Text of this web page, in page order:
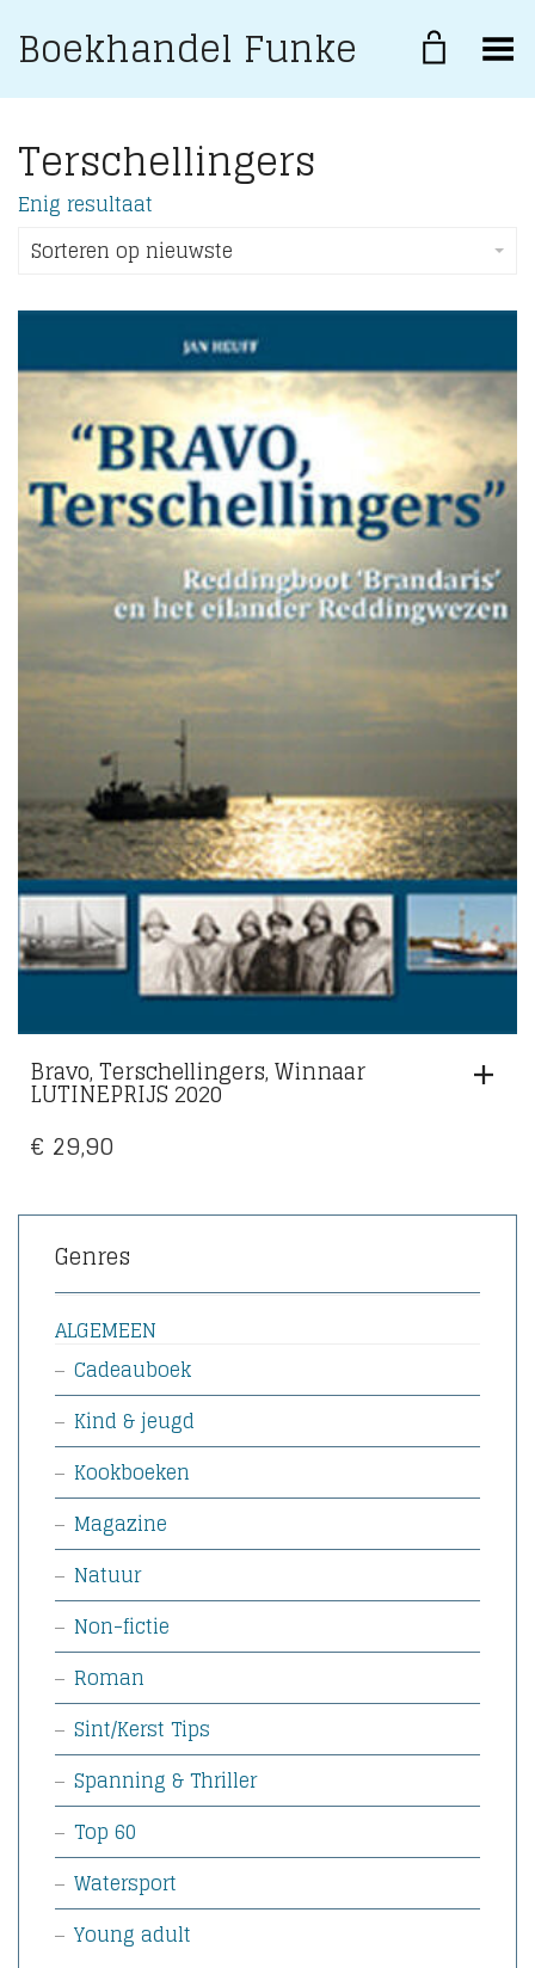
Boekhandel Funke Toggle Menu
Terschellingers
Enig resultaat
Sorteren op nieuwste
Bravo, Terschellingers, Winnaar
LUTINEPRIJS 2020
€ 29,90
Genres
ALGEMEEN
Cadeauboek
Kind & jeugd
Kookboeken
Magazine
Natuur
Non-fictie
Roman
Sint/Kerst Tips
Spanning & Thriller
Top 60
Watersport
Young adult